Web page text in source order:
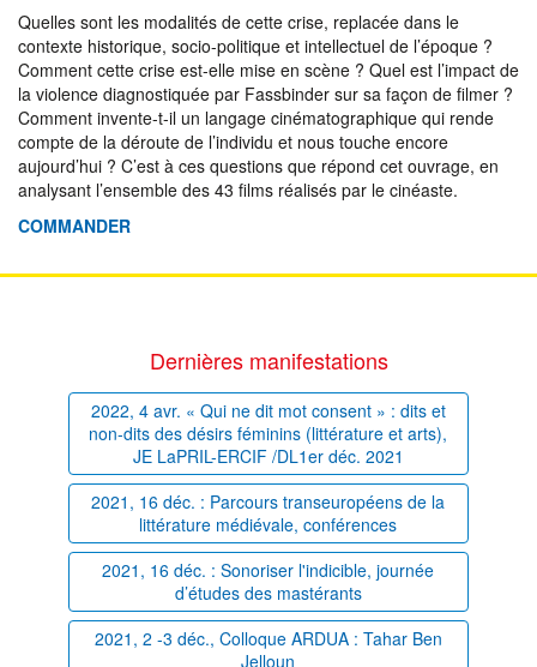
Quelles sont les modalités de cette crise, replacée dans le
contexte historique, socio-politique et intellectuel de l’époque ?
Comment cette crise est-elle mise en scène ? Quel est l’impact de
la violence diagnostiquée par Fassbinder sur sa façon de filmer ?
Comment invente-t-il un langage cinématographique qui rende
compte de la déroute de l’individu et nous touche encore
aujourd’hui ? C’est à ces questions que répond cet ouvrage, en
analysant l’ensemble des 43 films réalisés par le cinéaste.
COMMANDER
Dernières manifestations
2022, 4 avr. « Qui ne dit mot consent » : dits et
non-dits des désirs féminins (littérature et arts),
JE LaPRIL-ERCIF /DL1er déc. 2021
2021, 16 déc. : Parcours transeuropéens de la
littérature médiévale, conférences
2021, 16 déc. : Sonoriser l'indicible, journée
d’études des mastérants
2021, 2 -3 déc., Colloque ARDUA : Tahar Ben
Jelloun